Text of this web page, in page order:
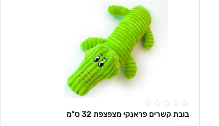
בובת קשרים פראנקי מצפצפת 32 ס"מ